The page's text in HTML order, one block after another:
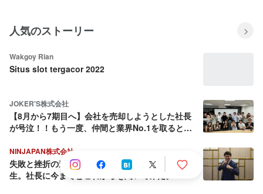
人気のストーリー
Wakgoy Rian
Situs slot tergacor 2022
JOKER'S株式会社
【8月から7期目へ】会社を売却しようとした社長
が号泣！！もう一度、仲間と業界No.1を取ると決
NINJAPAN株式会社
失敗と挫折の連続から這い上がり続ける壮絶な人
生。社長に今までとこれからを聞いてみた。